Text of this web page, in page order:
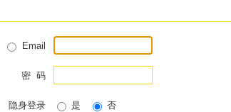
Email
密 码
隐身登录 是 否